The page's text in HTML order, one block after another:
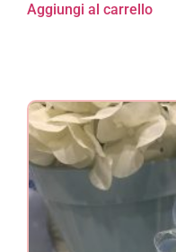
Aggiungi al carrello